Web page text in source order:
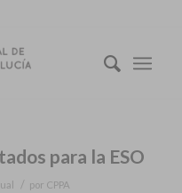
para la ESO
/ por CPPA